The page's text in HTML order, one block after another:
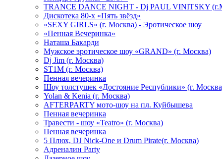
TRANCE DANCE NIGHT - Dj PAUL VINITSKY
Дискотека 80-х «Пять звёзд»
«SEXY GIRLS» (г. Москва) - Эротическое шоу
«Пенная Вечеринка»
Hаташа Бакарди
Мужское эротическое шоу «GRAND» (г. Москва)
Dj Jim (г. Москва)
ST1M (г. Москва)
Пенная вечеринка
Шоу толстушек «Достояние Республики» (г.
Yolan & Kenia (г. Москва)
AFTERPARTY мото-шоу на пл. Куйбышева
Пенная вечеринка
Травести - шоу «Teatro» (г. Москва)
Пенная вечеринка
5 Плюх, DJ Nick-One и Drum Pirate(г. Москва)
Адреналин Party